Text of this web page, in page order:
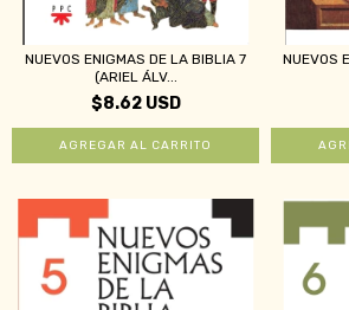
NUEVOS ENIGMAS DE LA BIBLIA 7
(ARIEL ÁLV...
$8.62 USD
NUEVOS